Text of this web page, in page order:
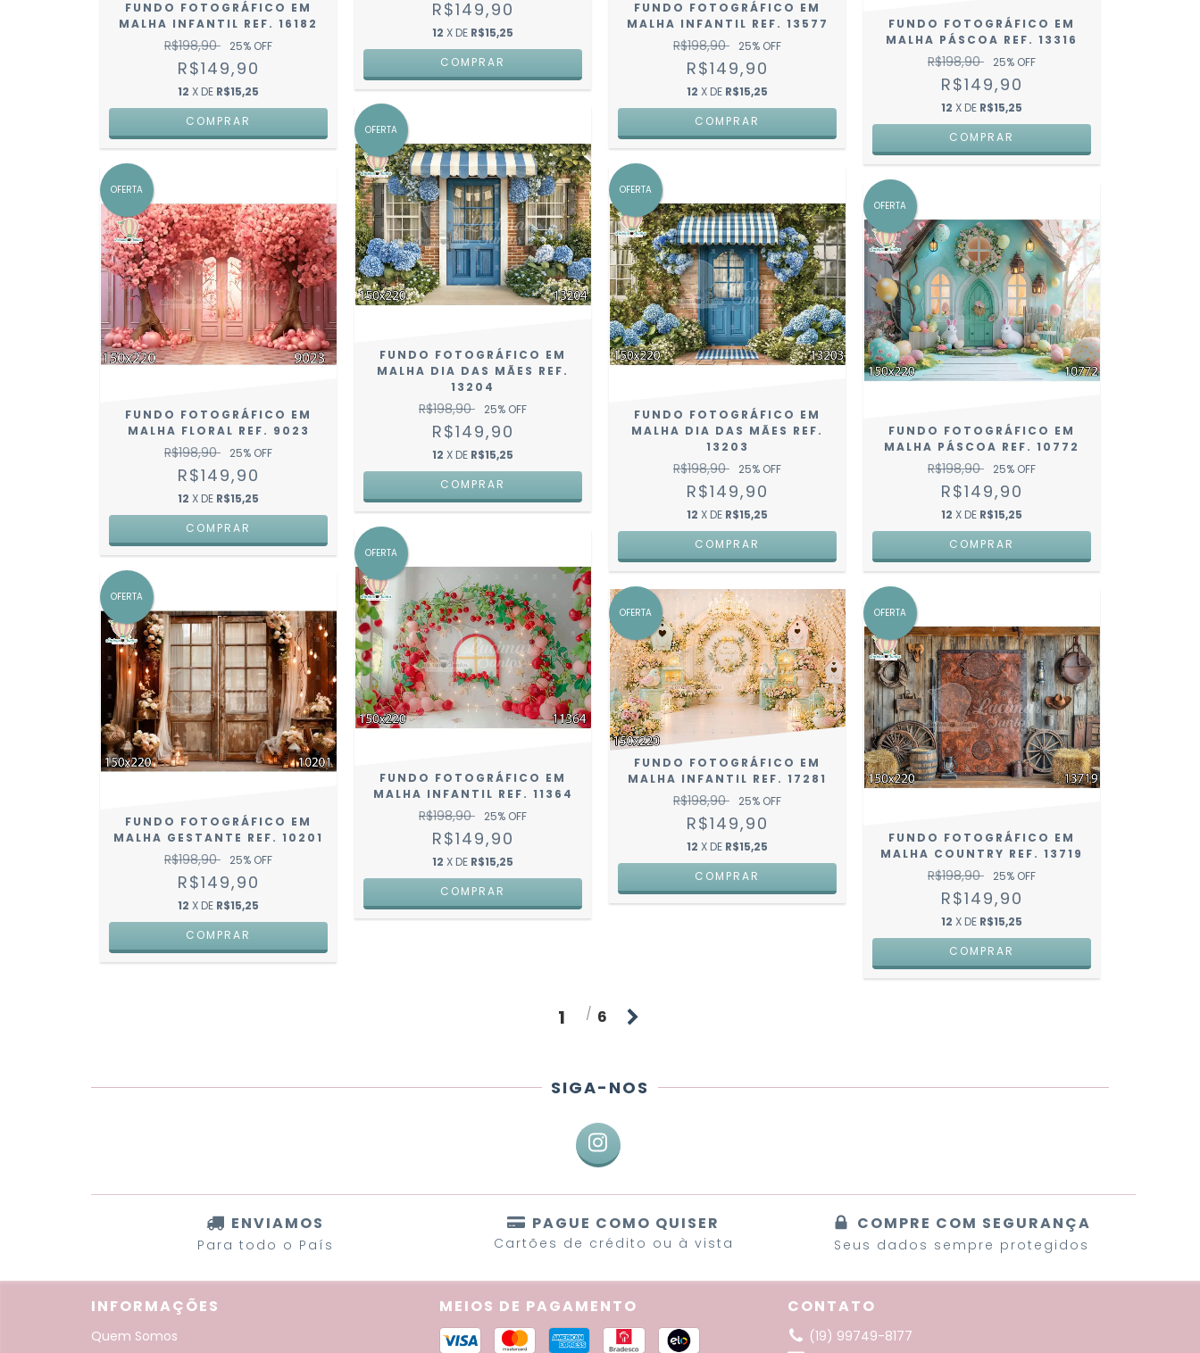
FUNDO FOTOGRÁFICO EM
MALHA INFANTIL REF. 16182
R$198,90 25% OFF
R$149,90
12 X DE R$15,25
COMPRAR
R$149,90
12 X DE R$15,25
COMPRAR
FUNDO FOTOGRÁFICO EM
MALHA INFANTIL REF. 13577
R$198,90 25% OFF
R$149,90
12 X DE R$15,25
COMPRAR
FUNDO FOTOGRÁFICO EM
MALHA PÁSCOA REF. 13316
R$198,90 25% OFF
R$149,90
12 X DE R$15,25
COMPRAR
OFERTA
FUNDO FOTOGRÁFICO EM
MALHA FLORAL REF. 9023
R$198,90 25% OFF
R$149,90
12 X DE R$15,25
COMPRAR
OFERTA
FUNDO FOTOGRÁFICO EM
MALHA DIA DAS MÃES REF.
13204
R$198,90 25% OFF
R$149,90
12 X DE R$15,25
COMPRAR
OFERTA
FUNDO FOTOGRÁFICO EM
MALHA DIA DAS MÃES REF.
13203
R$198,90 25% OFF
R$149,90
12 X DE R$15,25
COMPRAR
OFERTA
FUNDO FOTOGRÁFICO EM
MALHA PÁSCOA REF. 10772
R$198,90 25% OFF
R$149,90
12 X DE R$15,25
COMPRAR
OFERTA
FUNDO FOTOGRÁFICO EM
MALHA GESTANTE REF. 10201
R$198,90 25% OFF
R$149,90
12 X DE R$15,25
COMPRAR
OFERTA
FUNDO FOTOGRÁFICO EM
MALHA INFANTIL REF. 11364
R$198,90 25% OFF
R$149,90
12 X DE R$15,25
COMPRAR
OFERTA
FUNDO FOTOGRÁFICO EM
MALHA INFANTIL REF. 17281
R$198,90 25% OFF
R$149,90
12 X DE R$15,25
COMPRAR
OFERTA
FUNDO FOTOGRÁFICO EM
MALHA COUNTRY REF. 13719
R$198,90 25% OFF
R$149,90
12 X DE R$15,25
COMPRAR
1 6
SIGA-NOS
ENVIAMOS
Para todo o País
PAGUE COMO QUISER
Cartões de crédito ou à vista
COMPRE COM SEGURANÇA
Seus dados sempre protegidos
INFORMAÇÕES
Quem Somos
MEIOS DE PAGAMENTO CONTATO
(19) 99749-8177